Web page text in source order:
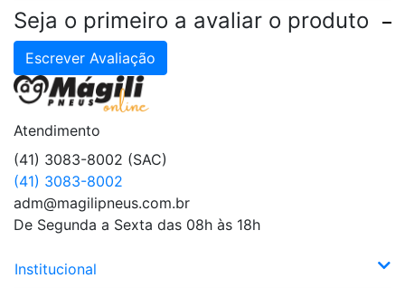
Seja o primeiro a avaliar o produto
Escrever Avaliação
Atendimento
(41) 3083-8002 (SAC)
(41) 3083-8002
adm@magilipneus.com.br
De Segunda a Sexta das 08h às 18h
Institucional